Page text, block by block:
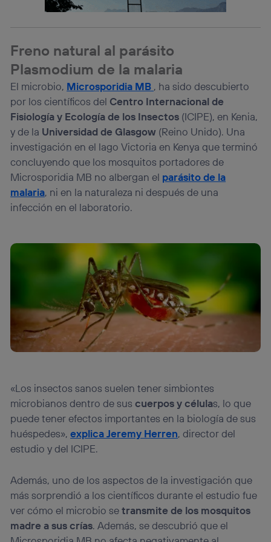
Freno natural al parásito
Plasmodium de la malaria
El microbio, Microsporidia MB , ha sido descubierto
por los científicos del Centro Internacional de
Fisiología y Ecología de los Insectos (ICIPE), en Kenia,
y de la Universidad de Glasgow (Reino Unido). Una
investigación en el lago Victoria en Kenya que terminó
concluyendo que los mosquitos portadores de
Microsporidia MB no albergan el parásito de la
malaria, ni en la naturaleza ni después de una
infección en el laboratorio.
«Los insectos sanos suelen tener simbiontes
microbianos dentro de suscuerpos y células, lo que
puede tener efectos importantes en la biología de sus
huéspedes»,explica Jeremy Herren, director del
estudio y del ICIPE.
Además, uno de los aspectos de la investigación que
más sorprendió a los científicos durante el estudio fue
ver cómo el microbio setransmite de los mosquitos
madre a sus crías. Además, se descubrió que el
Si utilizas una
conexión de banda ancha(p. ej., Wi-Fi),
que hayan dado su consentimiento.
datos móviles
personalizado, ya que se basará únicamente en la
navegación del usuario del móvil.
Puedes gestionar los consentimientos Utiq seleccionando
“Administrar Utiq” en la parte inferior de esta página web o
visitando el portal de privacidad de Utiq
(“consenthub”). Para más información, consulta
la política de privacidad de Utiq